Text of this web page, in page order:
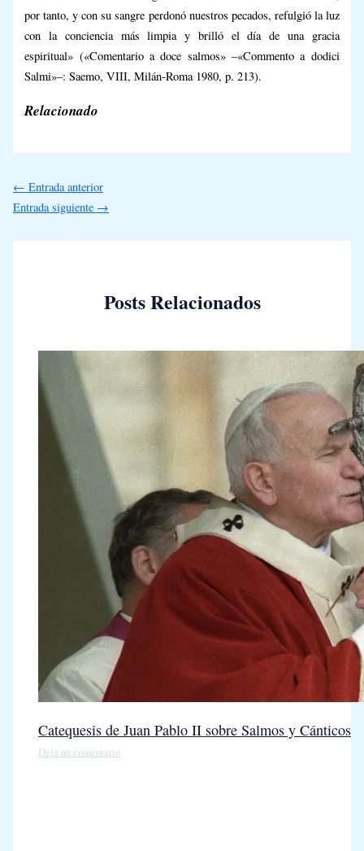
por tanto, y con su sangre perdonó nuestros pecados, refulgió la luz
con la conciencia más limpia y brilló el día de una gracia
espiritual» («Comentario a doce salmos» –«Commento a dodici
Salmi»–: Saemo, VIII, Milán-Roma 1980, p. 213).
Relacionado
← Entrada anterior
Entrada siguiente →
Posts Relacionados
Catequesis de Juan Pablo II sobre Salmos y Cánticos
Deja un comentario